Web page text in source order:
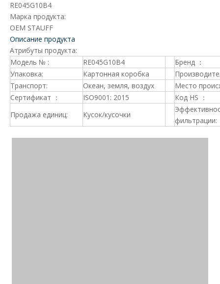
RE045G10B4
Марка продукта:
OEM STAUFF
Описание продукта
Атрибуты продукта:
Модель № :
RE045G10B4
Бренд ：
Упаковка:
Картонная коробка
Транспорт:
Океан, земля, воздух
Место
Сертификат ：
ISO9001: 2015
Код HS ：
Продажа единиц:
Кусок/кусочки
фильтрации: